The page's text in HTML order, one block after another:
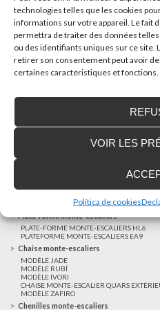
technologies telles que les cookies
informations sur votre appareil. Le fait
permettra de traiter des données
ou des identifiants uniques sur ce site.
retirer son consentement peut avoir
certaines caractéristiques et fonctions.
VOIR LES
Política de cookies
AUTRES
Réalisations récentes
ASCENSEUR PRIVATIF EHP 05
ÉLÉVATEURS VERTICAUX BLE
Plate-forme monte-escaliers
PLATE-FORME MONTE-ESCALIERS HL6
PLATEFORME MONTE-ESCALIERS EA9
Chaise monte-escaliers
MODÈLE JADE
MODÈLE RUBÍ
MODÈLE IVORI
CHAISE MONTE-ESCALIER QUARS
MODÈLE ZAFIRO
Chenilles monte-escaliers